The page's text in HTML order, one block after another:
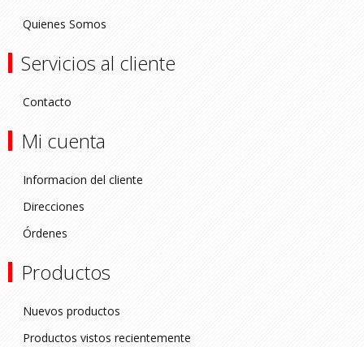
Quienes Somos
Servicios al cliente
Contacto
Mi cuenta
Informacion del cliente
Direcciones
Órdenes
Productos
Nuevos productos
Productos vistos recientemente